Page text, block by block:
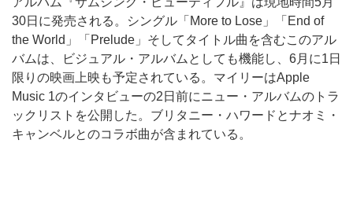
30日に発売される。シングル「More to Lose」「End of
the World」「Prelude」そしてタイトル曲を含むこのアル
バムは、ビジュアル・アルバムとしても機能し、6月に1日
限りの映画上映も予定されている。マイリーはApple
Music 1のインタビューの2日前にニュー・アルバムのトラ
ックリストを公開した。ブリタニー・ハワードとナオミ・
キャンベルとのコラボ曲が含まれている。